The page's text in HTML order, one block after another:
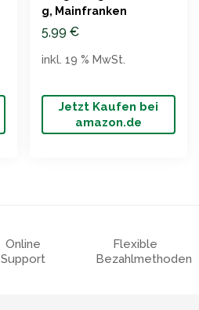
g, Mainfranken
5,99 €
Jetzt Kaufen bei
amazon.de
inkl. 19 % MwSt.
Online
Support
Flexible
Bezahlmethoden